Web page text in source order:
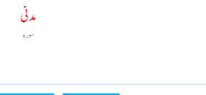
مدنی
سورہ